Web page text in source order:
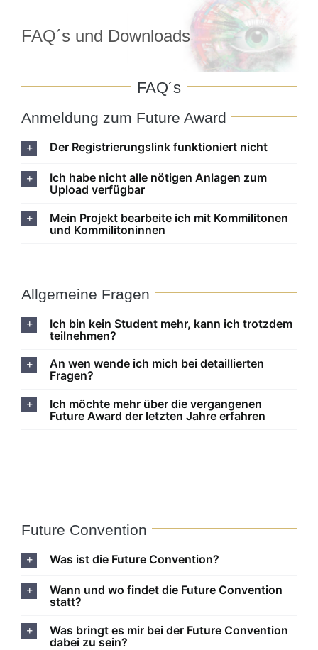
springenFAQ´s und Downloads
FAQ´s
Anmeldung zum Future Award
Der Registrierungslink funktioniert nicht
Ich habe nicht alle nötigen Anlagen zum
Upload verfügbar
Mein Projekt bearbeite ich mit Kommilitonen
und Kommilitoninnen
Allgemeine Fragen
Ich bin kein Student mehr, kann ich trotzdem
teilnehmen?
An wen wende ich mich bei detaillierten
Fragen?
Ich möchte mehr über die vergangenen
Future Award der letzten Jahre erfahren
Future Convention
Was ist die Future Convention?
Wann und wo findet die Future Convention
statt?
Was bringt es mir bei der Future Convention
dabei zu sein?